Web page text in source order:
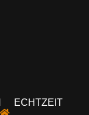
ECHTZEIT